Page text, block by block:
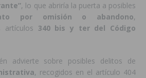
, lo que abriría la puerta a posibles
por omisión o abandono,
artículos 340 bis y ter del Código
advierte sobre posibles delitos de
, recogidos en el artículo 404